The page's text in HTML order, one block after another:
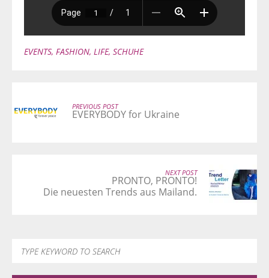
EVENTS, FASHION, LIFE, SCHUHE
PREVIOUS POST
EVERYBODY for Ukraine
NEXT POST
PRONTO, PRONTO!
Die neuesten Trends ­aus Mailand.